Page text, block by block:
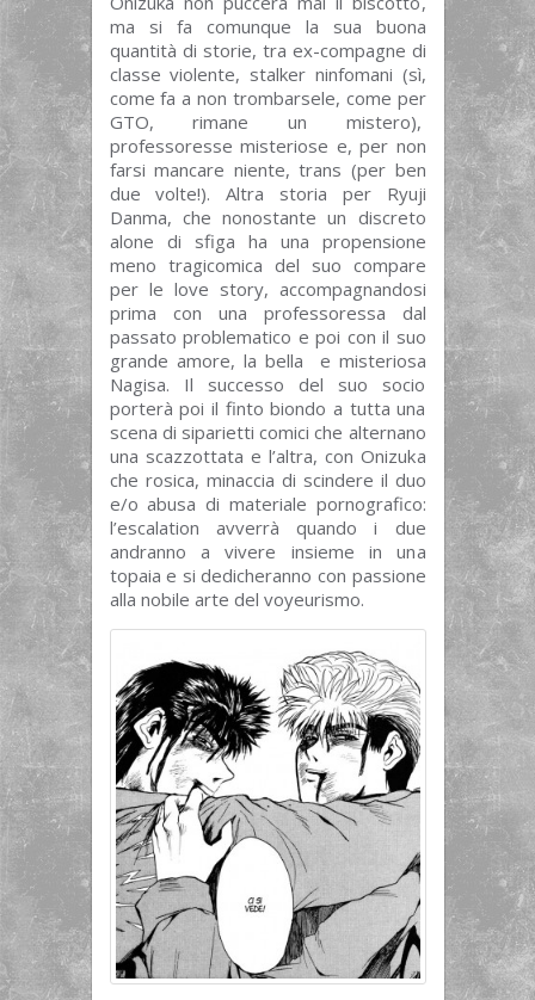
ma si fa comunque la sua buona
quantità di storie, tra ex-compagne di
classe violente, stalker ninfomani (sì,
come fa a non trombarsele, come per
GTO, rimane un mistero),
professoresse misteriose e, per non
farsi mancare niente, trans (per ben
due volte!). Altra storia per Ryuji
Danma, che nonostante un discreto
alone di sfiga ha una propensione
meno tragicomica del suo compare
per le love story, accompagnandosi
prima con una professoressa dal
passato problematico e poi con il suo
grande amore, la bella e misteriosa
Nagisa. Il successo del suo socio
porterà poi il finto biondo a tutta una
scena di siparietti comici che alternano
una scazzottata e l’altra, con Onizuka
che rosica, minaccia di scindere il duo
e/o abusa di materiale pornografico:
l’escalation avverrà quando i due
andranno a vivere insieme in una
topaia e si dedicheranno con passione
alla nobile arte del voyeurismo.